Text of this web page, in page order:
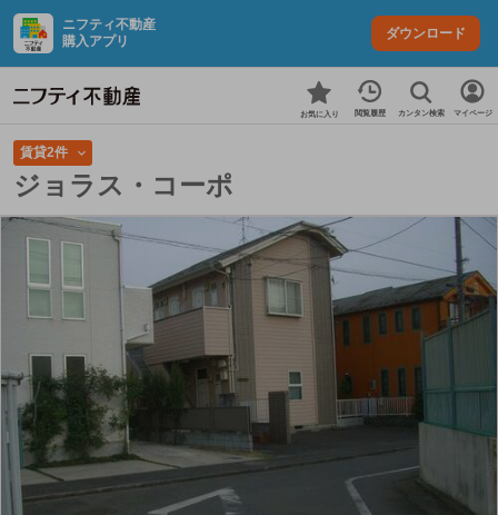
ニフティ不動産
購入アプリ
ダウンロード
お気に入り 閲覧履歴 カンタン検索 マイページ
賃貸2件
ジョラス・コーポ